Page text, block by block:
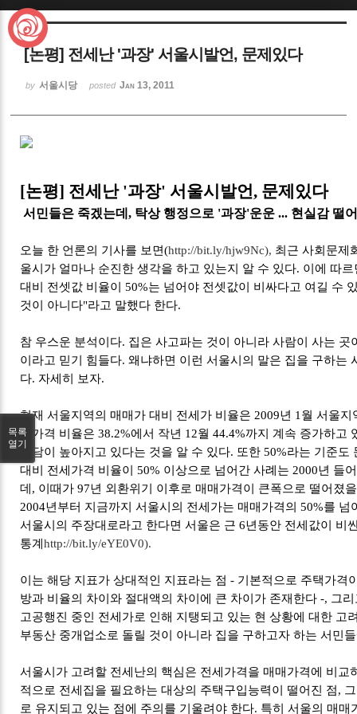
[논평] 전세난 '과장' 서울시발언, 문제있다
by 서울시당 posted Jan 13, 2011
[논평] 전세난 '과장' 서울시발언, 문제있다
서민들은 죽겠는데, 탁상 행정으로 '과장'운운 ... 현실감 떨
오늘 한 언론의 기사를 보면(http://bit.ly/hjw9Nc), 최근 사회문제
울시가 얼마나 순진한 생각을 하고 있는지 알 수 있다. 이에 따
대비 전셋값 비율이 50%는 넘어야 전셋값이 비싸다고 여길 수
것이 아니다"라고 말했다 한다.
참 우스운 분석이다. 집은 사고파는 것이 아니라 사람이 사는 곳
이라고 믿기 힘들다. 왜냐하면 이런 서울시의 말은 집을 구하는
다. 자세히 보자.
현재 서울지역의 매매가 대비 전세가 비율은 2009년 1월 서울
세가격 비율은 38.2%에서 작년 12월 44.4%까지 계속 증가하고
부담이 높아지고 있다는 것을 알 수 있다. 또한 50%라는 기준
대비 전세가격 비율이 50% 이상으로 넘어간 사례는 2000년 들
데, 이때가 97년 외환위기 이후로 매매가격이 큰폭으로 떨어졌
2004년부터 지금까지 서울시의 전세가는 매매가격의 50%를
서울시의 주장대로라고 한다면 서울은 근 6년동안 전세값이 비
통계http://bit.ly/eYE0V0).
이는 해당 지표가 상대적인 지표라는 점 - 기본적으로 주택가격
방과 비율의 차이와 절대액의 차이에 큰 차이가 존재한다 -, 그
고공행진 중인 전세가로 인해 지탱되고 있는 현 상황에 대한 고
부동산 중개업소로 돌릴 것이 아니라 집을 구하고자 하는 서민
서울시가 고려할 전세난의 핵심은 전세가격을 매매가격에 비교
적으로 전세집을 필요하는 대상의 주택구입능력이 떨어진 점,
로 유지되고 있는 점에 주의를 기울려야 한다. 특히 서울의 매
목록
열기
Sketchbook5, 스케치북5
Sketchbook5, 스케치북5